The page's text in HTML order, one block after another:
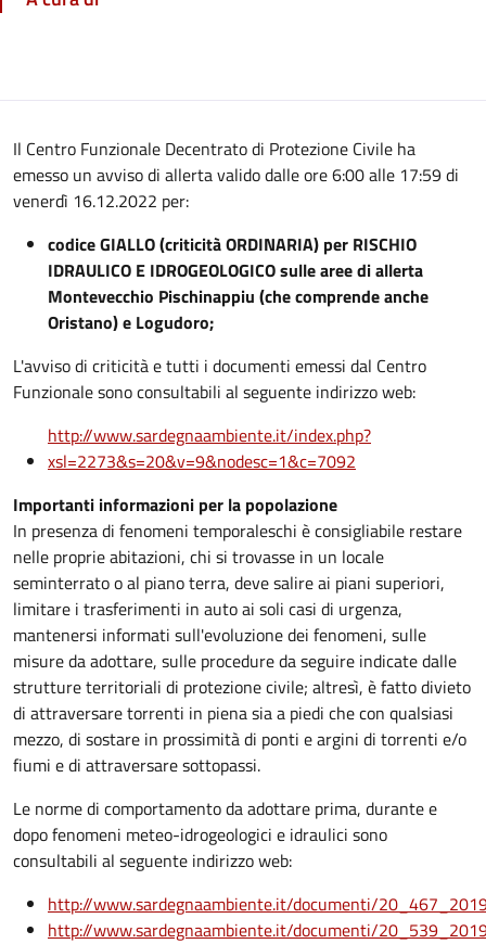
Il Centro Funzionale Decentrato di Protezione Civile ha
emesso un avviso di allerta valido dalle ore 6:00 alle 17:59 di
venerdì 16.12.2022 per:
codice GIALLO (criticità ORDINARIA) per RISCHIO
IDRAULICO E IDROGEOLOGICO sulle aree di allerta
Montevecchio Pischinappiu (che comprende anche
Oristano) e Logudoro;
L'avviso di criticità e tutti i documenti emessi dal Centro
Funzionale sono consultabili al seguente indirizzo web:
http://www.sardegnaambiente.it/index.php?
xsl=2273&s=20&v=9&nodesc=1&c=7092
Importanti informazioni per la popolazione
In presenza di fenomeni temporaleschi è consigliabile restare
nelle proprie abitazioni, chi si trovasse in un locale
seminterrato o al piano terra, deve salire ai piani superiori,
limitare i trasferimenti in auto ai soli casi di urgenza,
mantenersi informati sull'evoluzione dei fenomeni, sulle
misure da adottare, sulle procedure da seguire indicate dalle
strutture territoriali di protezione civile; altresì, è fatto divieto
di attraversare torrenti in piena sia a piedi che con qualsiasi
mezzo, di sostare in prossimità di ponti e argini di torrenti e/o
fiumi e di attraversare sottopassi.
Le norme di comportamento da adottare prima, durante e
dopo fenomeni meteo-idrogeologici e idraulici sono
consultabili al seguente indirizzo web:
http://www.sardegnaambiente.it/documenti/
http://www.sardegnaambiente.it/documenti/